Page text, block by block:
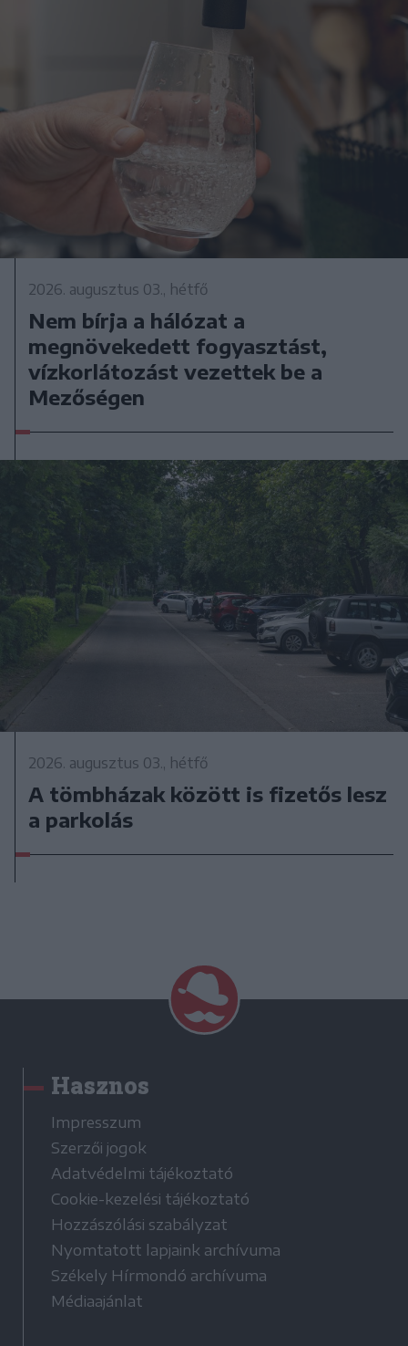
2026. augusztus 03., hétfő
Nem bírja a hálózat a
megnövekedett fogyasztást,
vízkorlátozást vezettek be a
Mezőségen
2026. augusztus 03., hétfő
A tömbházak között is fizetős lesz
a parkolás
Hasznos
Impresszum
Szerzői jogok
Adatvédelmi tájékoztató
Cookie-kezelési tájékoztató
Hozzászólási szabályzat
Nyomtatott lapjaink archívuma
Székely Hírmondó archívuma
Médiaajánlat